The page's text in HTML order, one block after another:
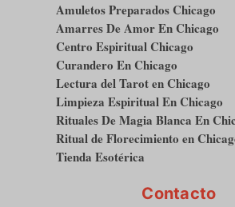
Amuletos Preparados Chicago
Amarres De Amor En Chicago
Centro Espiritual Chicago
Curandero En Chicago
Lectura del Tarot en Chicago
Limpieza Espiritual En Chicago
Rituales De Magia Blanca En
Ritual de Florecimiento en
Tienda Esotérica
Contacto